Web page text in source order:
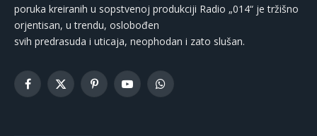
poruka kreiranih u sopstvenoj produkciji Radio „014“ je tržišno
orjentisan, u trendu, oslobođen
svih predrasuda i uticaja, neophodan i zato slušan.
Facebook
X
PinterestYouTubeWhatsApp